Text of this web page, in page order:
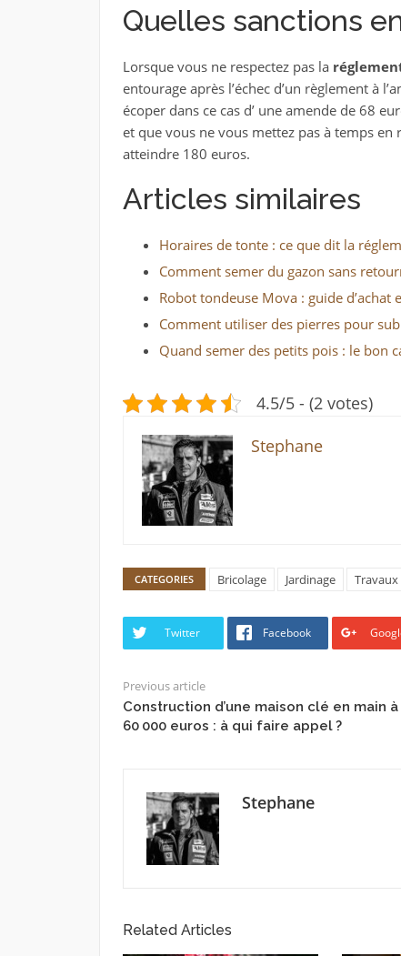
Quelles sanctions
Lorsque vous ne respectez pas la
entourage après l’échec d’un règlement à
écoper dans ce cas d’ une amende de 68
et que vous ne vous mettez pas à temps
atteindre 180 euros.
Articles similaires
Horaires de tonte : ce que dit la
Comment semer du gazon sans
Robot tondeuse Mova : guide d’achat
Comment utiliser des pierres pour
Quand semer des petits pois : le bon
4.5/5 - (2 votes)
Stephane
CATEGORIES Bricolage Jardinage Travaux
Twitter Facebook
Previous article
Construction d’une maison clé en main à
60 000 euros : à qui faire appel ?
Stephane
Related Articles